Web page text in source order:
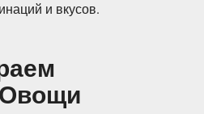
и вкусов.